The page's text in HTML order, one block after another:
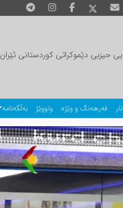
حیزبی دێموکراتی کوردستانی ئێران
فەرهەنگ و وێژە وتووێژ بەڵگەنامە